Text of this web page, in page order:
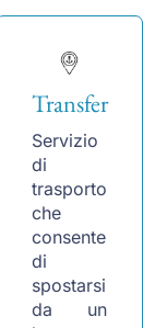
Transfer
Servizio
di
trasporto
che
consente
di
spostarsi
da un